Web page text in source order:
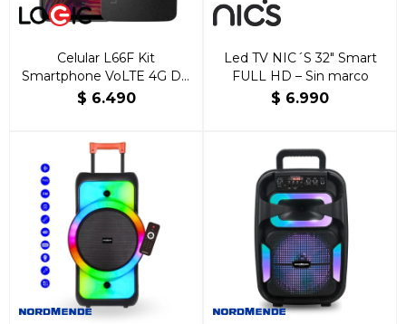
Celular L66F Kit
Smartphone VoLTE 4G DE
6.6” Kit 2 en 1 Incluye TWS
$ 6.490
Led TV NIC´S 32″ Smart
FULL HD – Sin marco
$ 6.990